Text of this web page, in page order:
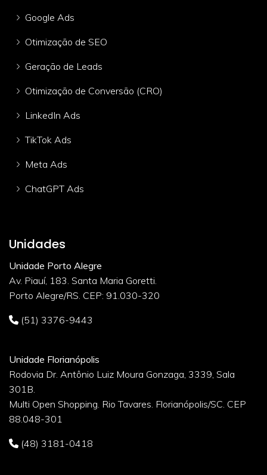
Google Ads
Otimização de SEO
Geração de Leads
Otimização de Conversão (CRO)
LinkedIn Ads
TikTok Ads
Meta Ads
ChatGPT Ads
Unidades
Unidade Porto Alegre
Av. Piauí, 183. Santa Maria Goretti.
Porto Alegre/RS. CEP: 91.030-320
(51) 3376-9443
Unidade Florianópolis
Rodovia Dr. Antônio Luiz Moura Gonzaga, 3339, Sala
301B.
Multi Open Shopping. Rio Tavares. Florianópolis/SC. CEP
88.048-301
(48) 3181-0418